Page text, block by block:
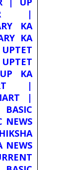
|
KA
KA
KA
|
|
NEWS
NEWS